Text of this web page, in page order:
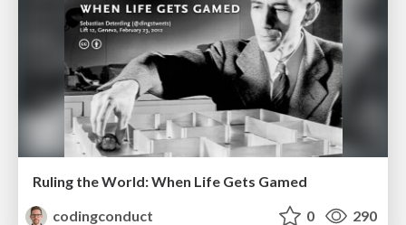
Ruling the World: When Life Gets Gamed
codingconduct
0 290